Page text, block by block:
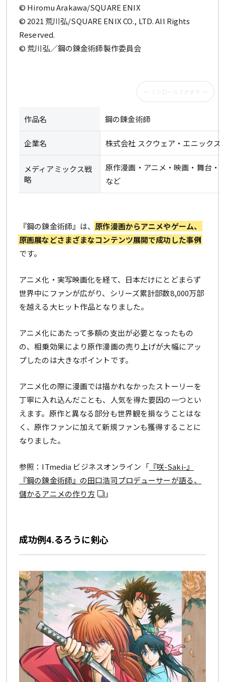
© Hiromu Arakawa/SQUARE ENIX
© 2021 荒川弘/SQUARE ENIX CO., LTD. All Rights
Reserved.
© 荒川弘／鋼の錬金術師製作委員会
作品名 鋼の錬金術師
企業名 株式会社 スクウェア・エニックス
メディアミックス戦
略
原作漫画・アニメ・映画・舞台・
など
『鋼の錬金術師』は、 原作漫画からアニメやゲーム、
原画展などさまざまなコンテンツ展開で成功した事例
です。
アニメ化・実写映画化を経て、日本だけにとどまらず
世界中にファンが広がり、シリーズ累計部数8,000万部
を越える大ヒット作品となりました。
アニメ化にあたって多額の支出が必要となったもの
の、相乗効果により原作漫画の売り上げが大幅にアッ
プしたのは大きなポイントです。
アニメ化の際に漫画では描かれなかったストーリーを
丁寧に入れ込んだことも、人気を得た要因の一つとい
えます。原作と異なる部分も世界観を損なうことはな
く、原作ファンに加えて新規ファンも獲得することに
なりました。
参照：ITmedia ビジネスオンライン「『咲-Saki-』
『鋼の錬金術師』の田口浩司プロデューサーが語る、
儲かるアニメの作り方
」
成功例4.るろうに剣心